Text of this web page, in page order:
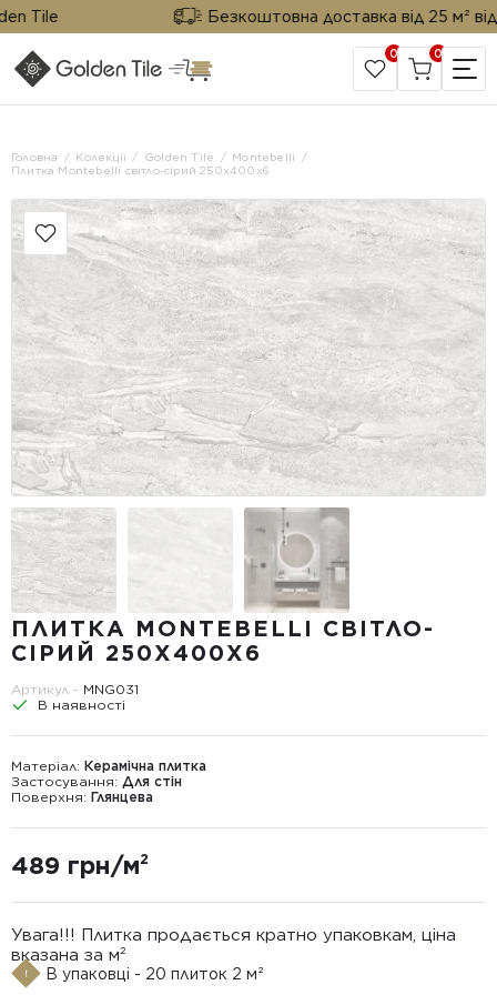
Tile Безкоштовна доставка від 25 м² від
САЙТ КОМПАНІЇ
0 0
Головна Колекції Golden Tile
Montebelli
Плитка Montebelli світло-сірий 250х400x6
ПЛИТКА MONTEBELLI СВІТЛО-
СІРИЙ 250Х400X6
Артикул - MNG031
В наявності
Матеріал: Керамічна плитка
Застосування: Для стін
Поверхня: Глянцева
489 грн/м²
Увага!!! Плитка продається кратно упаковкам, ціна
вказана за м²
В упаковці - 20 плиток 2 м²